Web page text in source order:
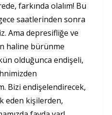
farkında olalım! Bu
saatlerinden sonra
Ama depresifliğe ve
haline bürünme
olduğunca endişeli,
Bizi endişelendirecek,
eden kişilerden,